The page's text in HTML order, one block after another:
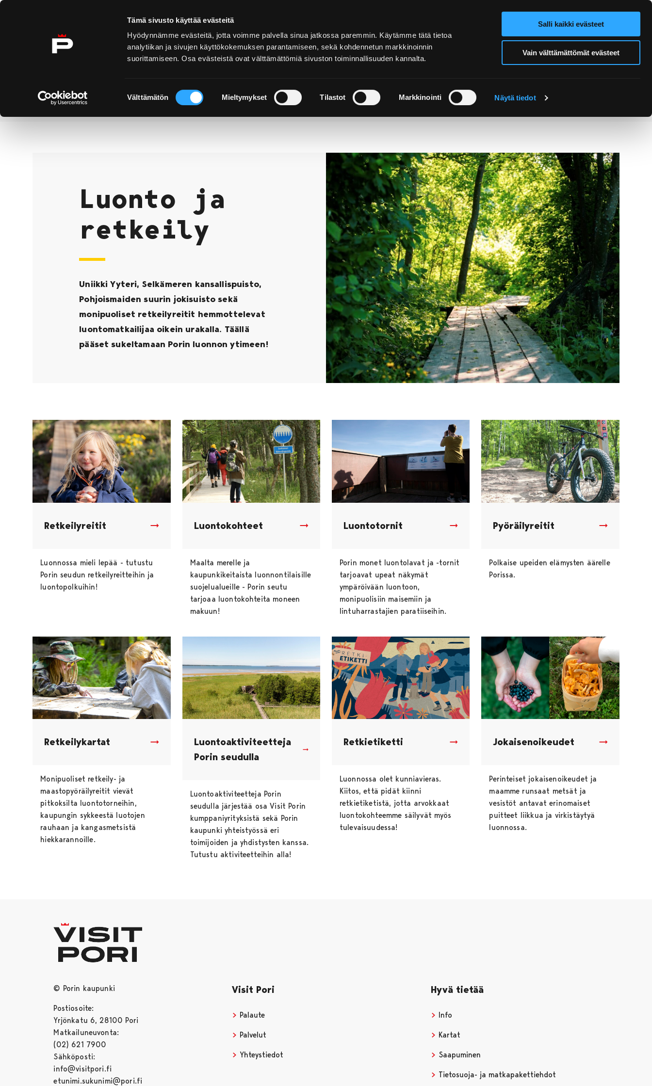
Tämä sivusto käyttää evästeitä
Hyödynnämme evästeitä, jotta voimme palvella sinua jatkossa paremmin. Käytämme tätä tietoa
analytiikan ja sivujen käyttökokemuksen parantamiseen, sekä kohdennetun markkinoinnin
suorittamiseen. Osa evästeistä ovat välttämättömiä sivuston toiminnallisuuden kannalta.
valinta
Välttämätön Mieltymykset Tilastot Markkinointi Näytä tiedot
Salli kaikki evästeet
Vain välttämättömät evästeet
Ohita sisältö
Hae sivustolta
Etusivu
Luonto ja
retkeily
Uniikki Yyteri, Selkämeren kansallispuisto,
Pohjoismaiden suurin jokisuisto sekä
monipuoliset retkeilyreitit hemmottelevat
luontomatkailijaa oikein urakalla. Täällä
pääset sukeltamaan Porin luonnon ytimeen!
Retkeilyreitit
Luonnossa mieli lepää - tutustu
Porin seudun retkeilyreitteihin ja
luontopolkuihin!
Luontokohteet
Maalta merelle ja
kaupunkikeitaista luonnontilaisille
suojelualueille - Porin seutu
tarjoaa luontokohteita moneen
makuun!
Luontotornit
Porin monet luontolavat ja -tornit
tarjoavat upeat näkymät
ympäröivään luontoon,
monipuolisiin maisemiin ja
lintuharrastajien paratiiseihin.
Pyöräilyreitit
Polkaise upeiden elämysten äärelle
Porissa.
Retkeilykartat
Monipuoliset retkeily- ja
maastopyöräilyreitit vievät
pitkoksilta luontotorneihin,
kaupungin sykkeestä luotojen
rauhaan ja kangasmetsistä
hiekkarannoille.
Luontoaktiviteetteja
Porin seudulla
Luontoaktiviteetteja Porin
seudulla järjestää osa Visit Porin
kumppaniyrityksistä sekä Porin
kaupunki yhteistyössä eri
toimijoiden ja yhdistysten kanssa.
Tutustu aktiviteetteihin alla!
Retkietiketti
Luonnossa olet kunniavieras.
Kiitos, että pidät kiinni
retkietiketistä, jotta arvokkaat
luontokohteemme säilyvät myös
tulevaisuudessa!
Jokaisenoikeudet
Perinteiset jokaisenoikeudet ja
maamme runsaat metsät ja
vesistöt antavat erinomaiset
puitteet liikkua ja virkistäytyä
luonnossa.
© Porin kaupunki
Postiosoite:
Yrjönkatu 6, 28100 Pori
Matkailuneuvonta:
(02) 621 7900
Sähköposti:
info@visitpori.fi
etunimi.sukunimi@pori.fi
Visit Pori
Palaute
Palvelut
Yhteystiedot
Hyvä tietää
Info
Kartat
Saapuminen
Tietosuoja- ja matkapakettiehdot